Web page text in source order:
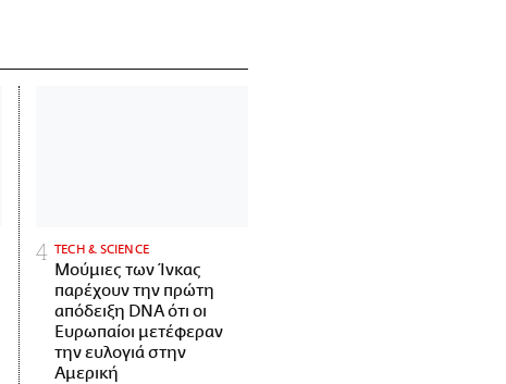
ΤECH & SCIENCE
Μούμιες των Ίνκας
παρέχουν την πρώτη
απόδειξη DNA ότι οι
Ευρωπαίοι μετέφεραν
την ευλογιά στην
Αμερική